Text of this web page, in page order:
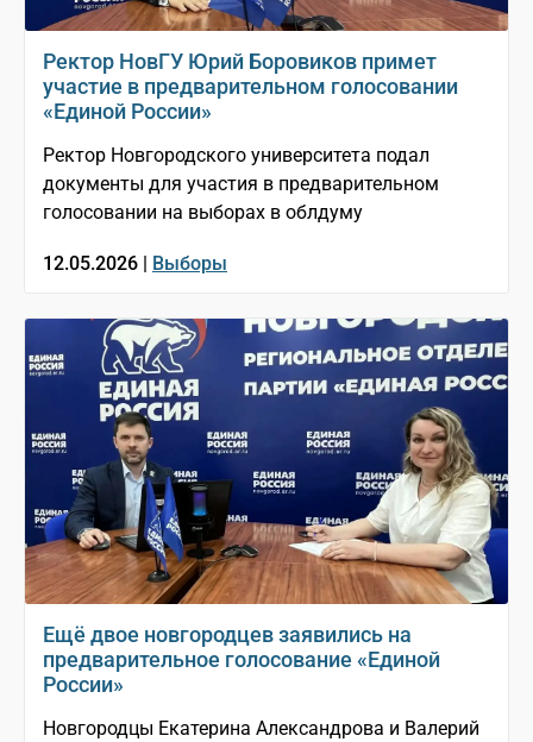
Ректор НовГУ Юрий Боровиков примет
участие в предварительном голосовании
«Единой России»
Ректор Новгородского университета подал
документы для участия в предварительном
голосовании на выборах в облдуму
12.05.2026 | Выборы
Ещё двое новгородцев заявились на
предварительное голосование «Единой
России»
Новгородцы Екатерина Александрова и Валерий